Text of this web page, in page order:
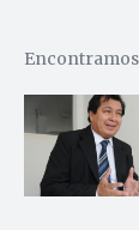
Encontramos